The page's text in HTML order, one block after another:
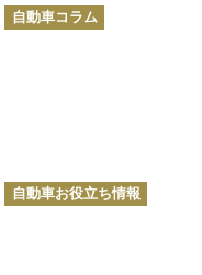
カ
テ
自動車コラム
カ
テ
自動車お役立ち情報